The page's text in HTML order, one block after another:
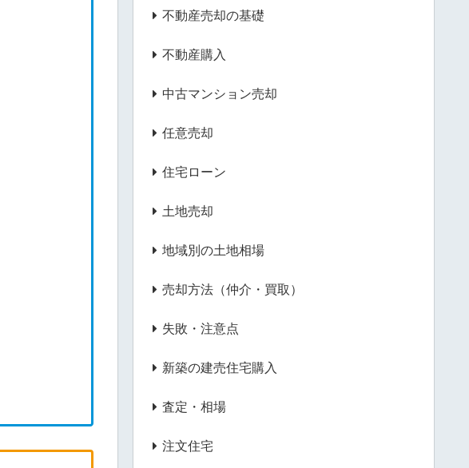
不動産売却の基礎
不動産購入
中古マンション売却
任意売却
住宅ローン
土地売却
地域別の土地相場
売却方法（仲介・買取）
失敗・注意点
新築の建売住宅購入
査定・相場
注文住宅